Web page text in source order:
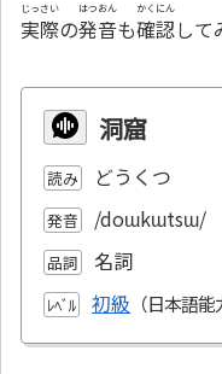
実際
じっさい
の発音
はつおん
も確認
かくにん
して
洞窟
読み どうくつ
発音 /doɯkɯtsɯ/
品詞 名詞
ﾚﾍﾞﾙ 初級